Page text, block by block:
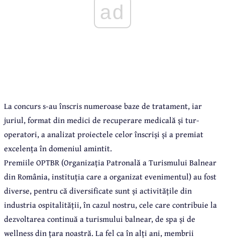
ad
La concurs s-au înscris numeroase baze de tratament, iar
juriul, format din medici de recuperare medicală și tur-
operatori, a analizat proiectele celor înscriși și a premiat
excelența în domeniul amintit.
Premiile OPTBR (Organizația Patronală a Turismului Balnear
din România, instituția care a organizat evenimentul) au fost
diverse, pentru că diversificate sunt și activitățile din
industria ospitalității, în cazul nostru, cele care contribuie la
dezvoltarea continuă a turismului balnear, de spa și de
wellness din țara noastră. La fel ca în alți ani, membrii